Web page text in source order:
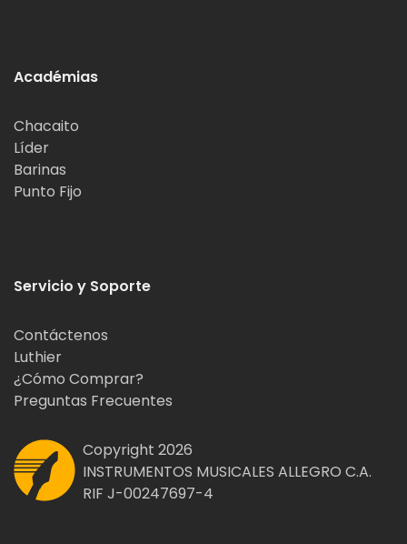
Académias
Chacaito
Líder
Barinas
Punto Fijo
Servicio y Soporte
Contáctenos
Luthier
¿Cómo Comprar?
Preguntas Frecuentes
Copyright 2026
INSTRUMENTOS MUSICALES ALLEGRO C.A.
RIF J-00247697-4